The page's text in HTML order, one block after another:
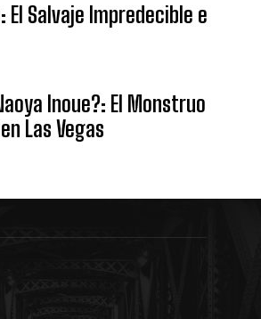
El Salvaje Impredecible e
Inoue?: El Monstruo
Las Vegas